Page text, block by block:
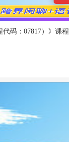
码：07817）》课